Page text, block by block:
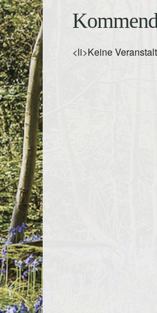
<li>Keine